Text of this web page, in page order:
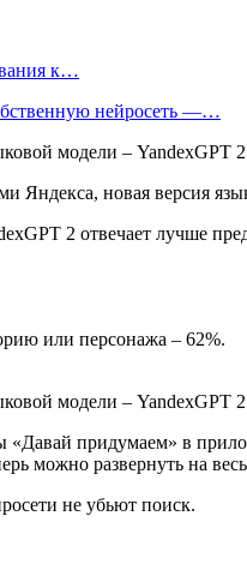
к…
нейросеть —…
Яндекса, новая версия
2 отвечает лучше
или персонажа – 62%.
придумаем» в
можно развернуть на
не убьют поиск.